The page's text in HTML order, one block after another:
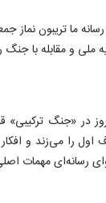
ما تریبون نماز
و مقابله با جنگ
در «جنگ
اول را می‌زند و
رسانه‌ای مهمات